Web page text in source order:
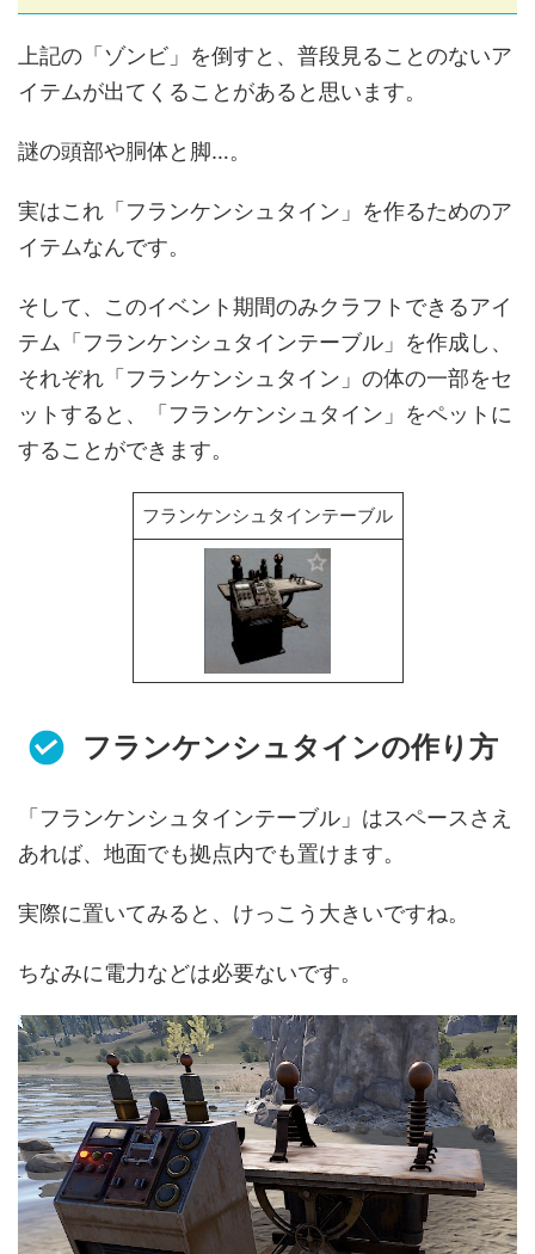
上記の「ゾンビ」を倒すと、普段見ることのないア
イテムが出てくることがあると思います。
謎の頭部や胴体と脚…。
実はこれ「フランケンシュタイン」を作るためのア
イテムなんです。
そして、このイベント期間のみクラフトできるアイ
テム「フランケンシュタインテーブル」を作成し、
それぞれ「フランケンシュタイン」の体の一部をセ
ットすると、「フランケンシュタイン」をペットに
することができます。
フランケンシュタインテーブル
フランケンシュタインの作り方
「フランケンシュタインテーブル」はスペースさえ
あれば、地面でも拠点内でも置けます。
実際に置いてみると、けっこう大きいですね。
ちなみに電力などは必要ないです。